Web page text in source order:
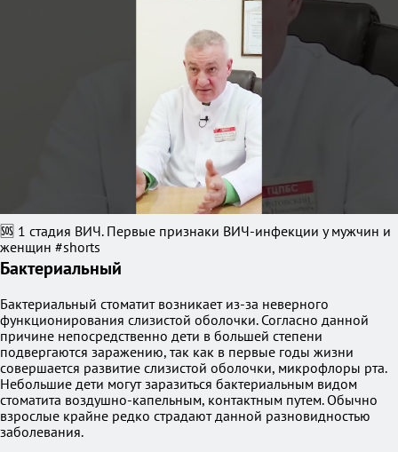
🆘 1 стадия ВИЧ. Первые признаки ВИЧ-инфекции у мужчин и
женщин #shorts
Бактериальный
Бактериальный стоматит возникает из-за неверного
функционирования слизистой оболочки. Согласно данной
причине непосредственно дети в большей степени
подвергаются заражению, так как в первые годы жизни
совершается развитие слизистой оболочки, микрофлоры рта.
Небольшие дети могут заразиться бактериальным видом
стоматита воздушно-капельным, контактным путем. Обычно
взрослые крайне редко страдают данной разновидностью
заболевания.